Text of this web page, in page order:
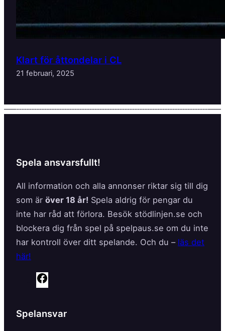
Klart för åttondelar i CL
21 februari, 2025
Spela ansvarsfullt!
All information och alla annonser riktar sig till dig
som är över 18 år! Spela aldrig för pengar du
inte har råd att förlora. Besök stödlinjen.se och
blockera dig från spel på spelpaus.se om du inte
har kontroll över ditt spelande. Och du – läs det
här!
e
Spelansvar